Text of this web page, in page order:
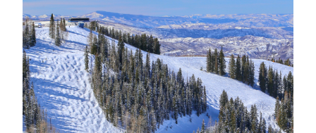
Proudly